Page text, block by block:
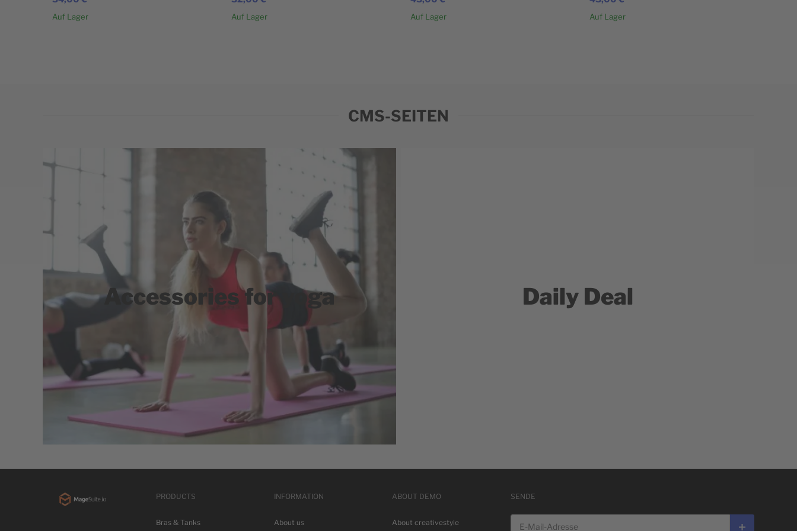
Auf Lager In den Warenkorb
Auf Lager In den Warenkorb
Auf Lager In den Warenkorb
Auf Lager
CMS-SEITEN
Accessories for yoga Daily Deal
PRODUCTS
Bras & Tanks
INFORMATION
About us
ABOUT DEMO
About creativestyle
SENDE